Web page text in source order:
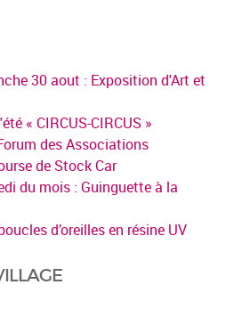
30 aout : Exposition d'Art et
« CIRCUS-CIRCUS »
des Associations
de Stock Car
du mois : Guinguette à la
d’oreilles en résine UV